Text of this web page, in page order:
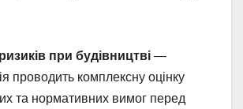
при будівництві —
проводить комплексну оцінку
та нормативних вимог перед